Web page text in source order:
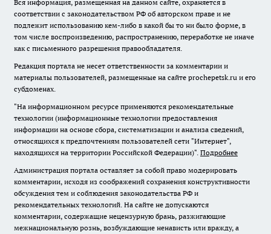
Вся информация, размещенная на данном сайте, охраняется в
соответствии с законодательством РФ об авторском праве и не
подлежит использованию кем-либо в какой бы то ни было форме, в
том числе воспроизведению, распространению, переработке не иначе
как с письменного разрешения правообладателя.
Редакция портала не несет ответственности за комментарии и
материалы пользователей, размещенные на сайте prochepetsk.ru и его
субдоменах.
"На информационном ресурсе применяются рекомендательные
технологии (информационные технологии предоставления
информации на основе сбора, систематизации и анализа сведений,
относящихся к предпочтениям пользователей сети "Интернет",
находящихся на территории Российской Федерации)". Подробнее
Администрация портала оставляет за собой право модерировать
комментарии, исходя из соображений сохранения конструктивности
обсуждения тем и соблюдения законодательства РФ и
рекомендательных технологий. На сайте не допускаются
комментарии, содержащие нецензурную брань, разжигающие
межнациональную рознь, возбуждающие ненависть или вражду, а